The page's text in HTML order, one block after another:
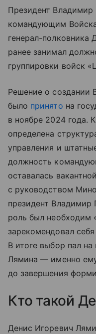
Президент
командующим
генерал-полковника
ранее занимал
группировки войск
Решение о создании
было принято на
в ноябре 2024 года.
определена
управления и
должность
оставалась
с руководством
президент Владимир
роль был необходим
зарекомендовал
В итоге выбор пал на
Лямина — именно
до завершения
Кто такой
Денис Игоревич